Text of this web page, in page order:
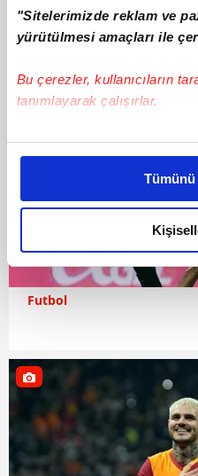
"Sitelerimizde reklam ve
yürütülmesi amaçları ile
Bu çerezler, kullanıcıların
tanımlayarak çalışırlar.
Bu çerezlere izin vermeniz
daha iyi reklam deneyimi
amacımızın size daha iyi
olduğunu ve sizlere en iyi
elimizden gelen çabayı
reklamların maliyetlerimizi
kalemimiz olduğunu sizlere
takdirde, kullanıcılara
gösterilmeyecektir."
Sizlere daha iyi bir hizmet
Sitemizde kendimize ve
kullanılmaktadır. Bu
Futbol